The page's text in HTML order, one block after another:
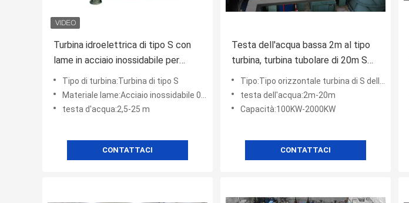
Turbina idroelettrica di tipo S con
lame in acciaio inossidabile per
testa d'acqua da 2 m a 20 m e
capacità da 100 kW a 10 MW
Tipo di turbina:Turbina di tipo S
Materiale lame:Acciaio inossidabile 0Cr13Ni4Mo
testa d'acqua:2,5-25 m
CONTATTACI
Testa dell'acqua bassa 2m al tipo
turbina, turbina tubolare di 20m S
con il generatore, governatore
Tipo:Tipo orizzontale turbina di S dell'acqua
testa dell'acqua:2m-20m
Capacità:100KW-2000KW
CONTATTACI